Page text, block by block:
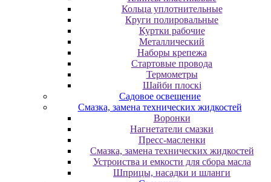
Кольца уплотнительные
Круги полировальные
Куртки рабочие
Металлический
Наборы крепежа
Стартовые провода
Термометры
Шайби плоскі
Садовое освещение
Смазка, замена технических жидкостей
Воронки
Нагнетатели смазки
Пресс-масленки
Смазка, замена технических жидкостей
Устроиства и емкости для сбора масла
Шприцы, насадки и шланги